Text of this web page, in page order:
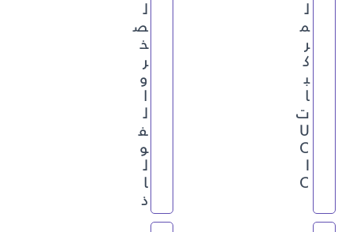
ل
م
ر
ك
ب
ا
ت
U
C
I
C
ل
ص
خ
ر
و
ا
ل
ف
و
ل
ا
ذ